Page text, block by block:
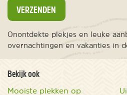
VERZENDEN
Onontdekte plekjes en leuke
overnachtingen en vakanties in
Bekijk ook
Mooiste plekken op